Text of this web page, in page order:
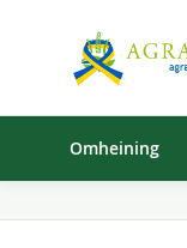
Omheining